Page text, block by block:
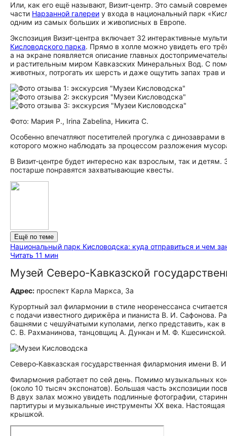
Или, как его ещё называют, Визит‑центр. Это самый
части Нарзанной галереи у входа в национальный парк
одним из самых больших и живописных в Европе.
Экспозиция Визит‑центра включает 32 интерактивные
Кисловодского парка. Прямо в холле можно увидеть его
а на экране появляется описание главных
и растительным миром Кавказских Минеральных Вод. С
животных, потрогать их шерсть и даже ощутить запах трав и
Фото: Мария Р., Irina Zabelina, Никита С.
Особенно впечатляют посетителей прогулка с
которого можно наблюдать за процессом разложения
В Визит‑центре будет интересно как взрослым, так и
постарше понравятся захватывающие квесты.
Ещё по теме
Национальный парк Кисловодска: куда отправиться и чем
Читать 11 мин
Музей Северо‑Кавказской
Адрес: проспект Карла Маркса, 3а
Курортный зал филармонии в стиле неоренессанса
с подачи известного дирижёра и пианиста В. И. Сафонова.
башнями с чешуйчатыми куполами, легко представить, как
С. В. Рахманинова, танцовщиц А. Дункан и М. Ф.
Северо‑Кавказская государственная филармония имени В.
Филармония работает по сей день. Помимо музыкальных
(около 10 тысяч экспонатов). Большая часть экспозиции
В двух залах можно увидеть подлинные фотографии,
партитуры и музыкальные инструменты ХХ века.
крышкой.